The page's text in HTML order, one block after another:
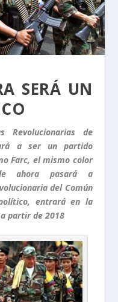
SERÁ UN
Revolucionarias de
a ser un partido
Farc, el mismo color
ahora pasará a
del Común
entrará en la
partir de 2018